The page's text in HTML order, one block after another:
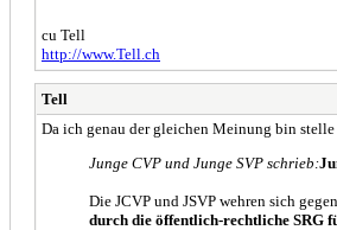
cu Tell
http://www.Tell.ch
Tell
Da ich genau der gleichen Meinung bin
Junge CVP und Junge SVP schrieb:
Die JCVP und JSVP wehren sich
durch die öffentlich-rechtliche SRG